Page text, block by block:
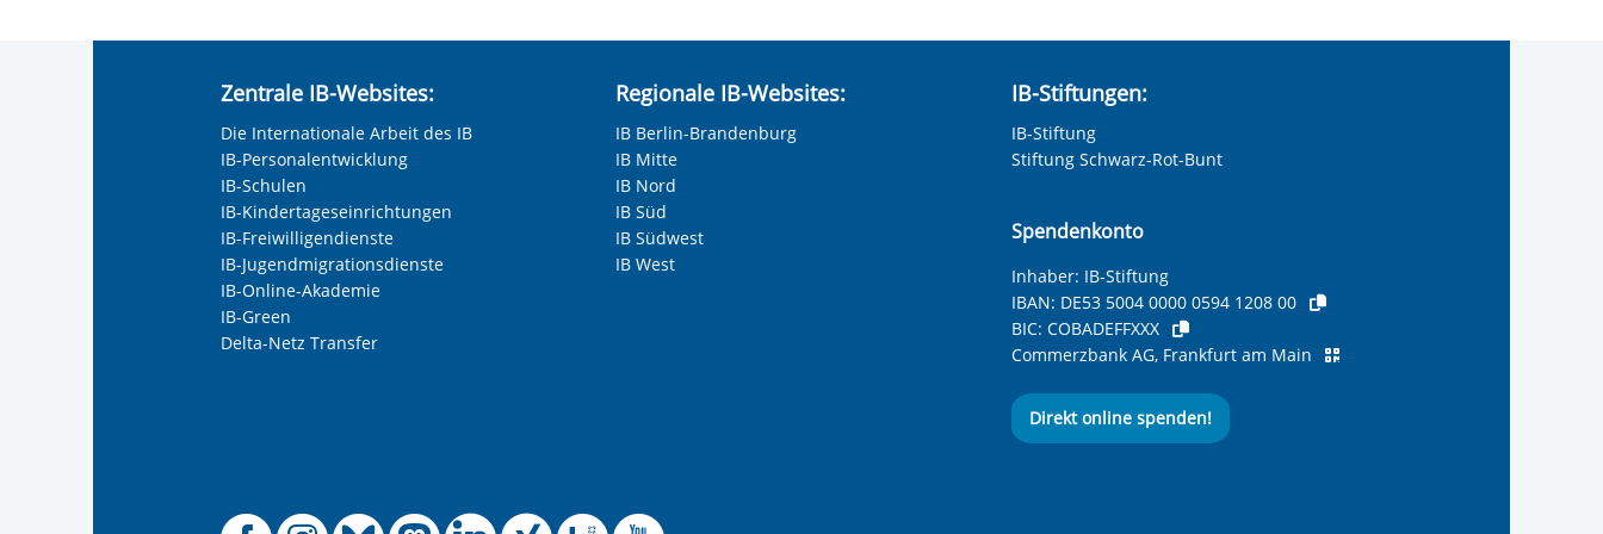
Büro / Sekretariat / Recht / Verwaltung
Handel und Lager / Logistik
Gesundheit / Soziales / Pädagogik
Versorgung / Installation / Heizung / Sanitär
Metall / Maschinenbau
Elektro
Zentrale IB-Websites:
Die Internationale Arbeit des IB
IB-Personalentwicklung
IB-Schulen
IB-Kindertageseinrichtungen
IB-Freiwilligendienste
IB-Jugendmigrationsdienste
IB-Online-Akademie
IB-Green
Delta-Netz Transfer
Regionale IB-Websites:
IB Berlin-Brandenburg
IB Mitte
IB Nord
IB Süd
IB Südwest
IB West
IB-Stiftungen:
IB-Stiftung
Stiftung Schwarz-Rot-Bunt
Spendenkonto
Inhaber: IB-Stiftung
IBAN: DE53 5004 0000 0594 1208 00
BIC: COBADEFFXXX
Commerzbank AG, Frankfurt am Main
Direkt online spenden!